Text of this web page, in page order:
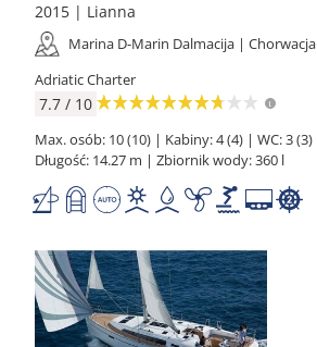
2015 | Lianna
Marina D-Marin Dalmacija | Chorwacja
Adriatic Charter
7.7 / 10
Max. osób: 10 (10) | Kabiny: 4 (4) | WC: 3 (3)
Długość: 14.27 m | Zbiornik wody: 360 l